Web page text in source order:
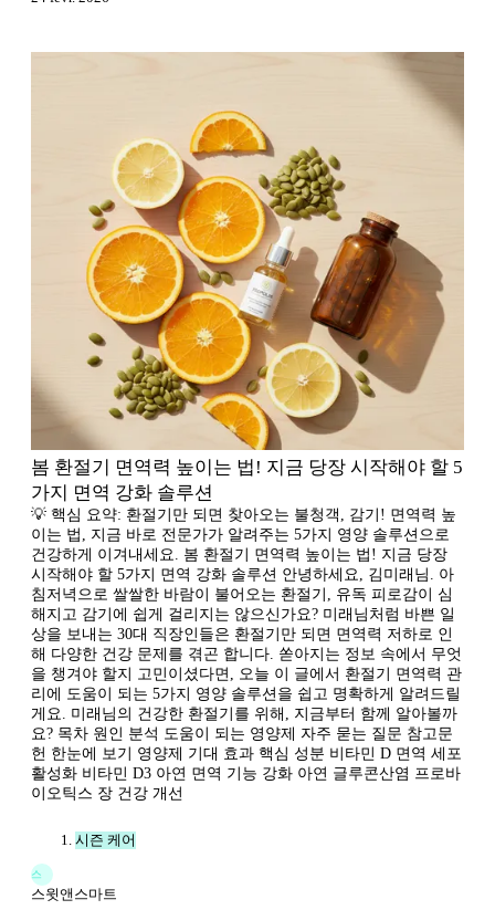
봄 환절기 면역력 높이는 법! 지금 당장 시작해야 할 5
가지 면역 강화 솔루션
💡 핵심 요약: 환절기만 되면 찾아오는 불청객, 감기! 면역력 높
이는 법, 지금 바로 전문가가 알려주는 5가지 영양 솔루션으로
건강하게 이겨내세요. 봄 환절기 면역력 높이는 법! 지금 당장
시작해야 할 5가지 면역 강화 솔루션 안녕하세요, 김미래님. 아
침저녁으로 쌀쌀한 바람이 불어오는 환절기, 유독 피로감이 심
해지고 감기에 쉽게 걸리지는 않으신가요? 미래님처럼 바쁜 일
상을 보내는 30대 직장인들은 환절기만 되면 면역력 저하로 인
해 다양한 건강 문제를 겪곤 합니다. 쏟아지는 정보 속에서 무엇
을 챙겨야 할지 고민이셨다면, 오늘 이 글에서 환절기 면역력 관
리에 도움이 되는 5가지 영양 솔루션을 쉽고 명확하게 알려드릴
게요. 미래님의 건강한 환절기를 위해, 지금부터 함께 알아볼까
요? 목차 원인 분석 도움이 되는 영양제 자주 묻는 질문 참고문
헌 한눈에 보기 영양제 기대 효과 핵심 성분 비타민 D 면역 세포
활성화 비타민 D3 아연 면역 기능 강화 아연 글루콘산염 프로바
이오틱스 장 건강 개선
시즌 케어
스
스윗앤스마트